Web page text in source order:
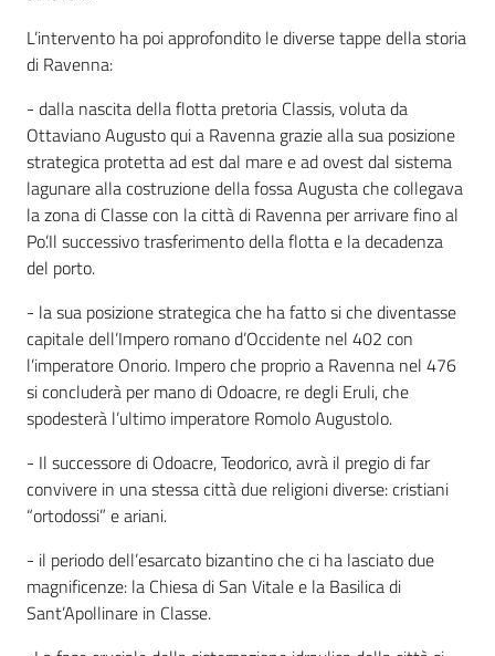
L’intervento ha poi approfondito le diverse tappe della storia
di Ravenna:
- dalla nascita della flotta pretoria Classis, voluta da
Ottaviano Augusto qui a Ravenna grazie alla sua posizione
strategica protetta ad est dal mare e ad ovest dal sistema
lagunare alla costruzione della fossa Augusta che collegava
la zona di Classe con la città di Ravenna per arrivare fino al
Po’.Il successivo trasferimento della flotta e la decadenza
del porto.
- la sua posizione strategica che ha fatto si che diventasse
capitale dell’Impero romano d’Occidente nel 402 con
l’imperatore Onorio. Impero che proprio a Ravenna nel 476
si concluderà per mano di Odoacre, re degli Eruli, che
spodesterà l’ultimo imperatore Romolo Augustolo.
- Il successore di Odoacre, Teodorico, avrà il pregio di far
convivere in una stessa città due religioni diverse: cristiani
“ortodossi” e ariani.
- il periodo dell’esarcato bizantino che ci ha lasciato due
magnificenze: la Chiesa di San Vitale e la Basilica di
Sant’Apollinare in Classe.